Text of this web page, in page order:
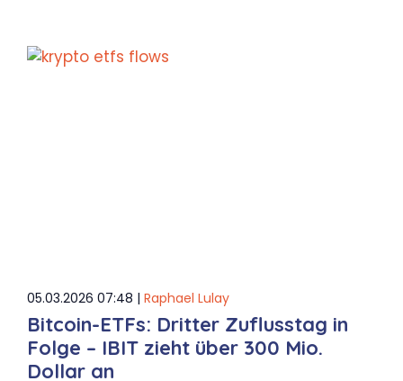
05.03.2026 07:48 | Raphael Lulay
Bitcoin-ETFs: Dritter Zuflusstag in
Folge – IBIT zieht über 300 Mio.
Dollar an